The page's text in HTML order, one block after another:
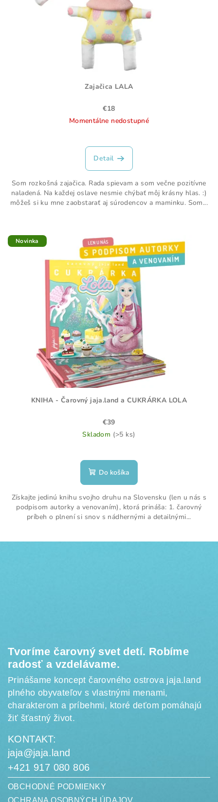
Zajačica LALA
€18
Momentálne nedostupné
Detail
Som rozkošná zajačica. Rada spievam a som večne pozitívne
naladená. Na každej oslave nesmie chýbať môj krásny hlas. :)
môžeš si ku mne zaobstarať aj súrodencov a maminku. Som...
Novinka
KNIHA - Čarovný jaja.land a CUKRÁRKA LOLA
€39
Skladom (>5 ks)
Do košíka
Získajte jedinú knihu svojho druhu na Slovensku (len u nás s
podpisom autorky a venovaním), ktorá prináša: 1. čarovný
príbeh o plnení si snov s nádhernými a detailnými...
Tvoríme čarovný svet detí. Robíme
radosť a vzdelávame.
Prinášame koncept čarovného ostrova jaja.land
plného obyvateľov s vlastnými menami,
charakterom a príbehmi, ktoré deťom pomáhajú
žiť šťastný život.
KONTAKT:
jaja@jaja.land
+421 917 080 806
OBCHODNÉ PODMIENKY
OCHRANA OSOBNÝCH ÚDAJOV